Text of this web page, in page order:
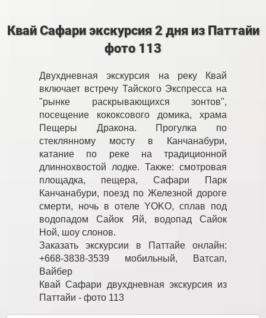
Квай Сафари экскурсия 2 дня из Паттайи
фото 113
Двухдневная экскурсия на реку Квай
включает встречу Тайского Экспресса на
"рынке раскрывающихся зонтов",
посещение кококсового домика, храма
Пещеры Дракона. Прогулка по
стеклянному мосту в Канчанабури,
катание по реке на традиционной
длиннохвостой лодке. Также: смотровая
площадка, пещера, Сафари Парк
Канчанабури, поезд по Железной дороге
смерти, ночь в отеле YOKO, сплав под
водопадом Сайок Яй, водопад Сайок
Ной, шоу слонов.
Заказать экскурсии в Паттайе онлайн:
+668-3838-3539 мобильный, Ватсап,
Вайбер
Квай Сафари двухдневная экскурсия из
Паттайи - фото 113